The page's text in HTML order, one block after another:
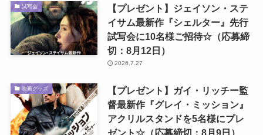
試写会
【プレゼント】ジェイソン・ステ
イサム最新作『シェルター』先行
試写会に10名様ご招待☆（応募締
切：8月12日）
2026.7.27
映画グッズ
【プレゼント】ガイ・リッチー監
督最新作『グレイ・ミッション』
アクリルスタンドを5名様にプレ
ゼント☆（応募締切：8月9日）